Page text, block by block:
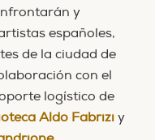
y
españoles,
de la ciudad de
con el
logístico de
Aldo Fabriziy